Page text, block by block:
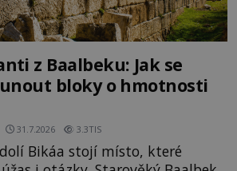
z Baalbeku: Jak se
bloky o hmotnosti
31.7.2026 3.3TIS
Bikáa stojí místo, které